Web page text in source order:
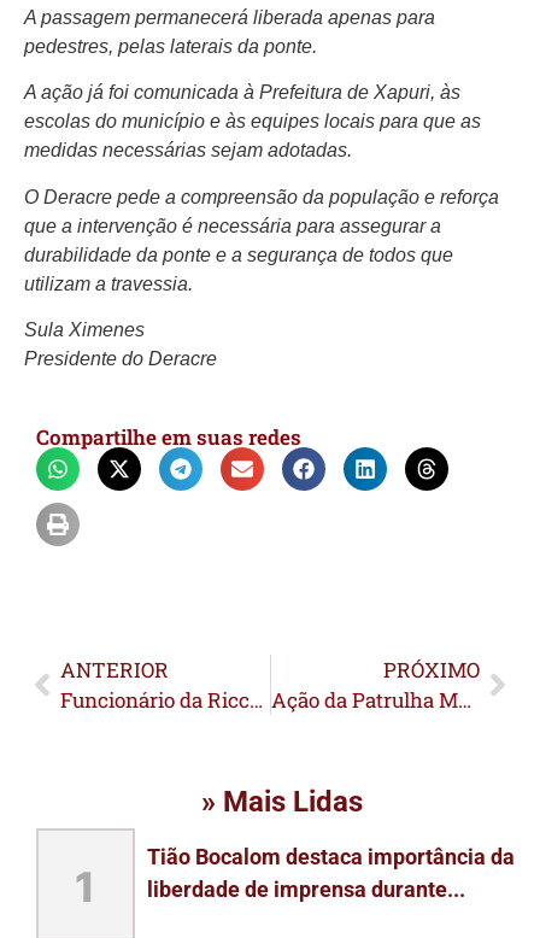
A passagem permanecerá liberada apenas para
pedestres, pelas laterais da ponte.
A ação já foi comunicada à Prefeitura de Xapuri, às
escolas do município e às equipes locais para que as
medidas necessárias sejam adotadas.
O Deracre pede a compreensão da população e reforça
que a intervenção é necessária para assegurar a
durabilidade da ponte e a segurança de todos que
utilizam a travessia.
Sula Ximenes
Presidente do Deracre
Compartilhe em suas redes
ANTERIOR
Funcionário da Ricco denuncia salários atrasados e clima de perseguição na empresa
PRÓXIMO
Ação da Patrulha Maria da Penha leva orientação sobre violência doméstica a aldeia indígena em Sena Madureira
» Mais Lidas
1
Tião Bocalom destaca importância da
liberdade de imprensa durante...